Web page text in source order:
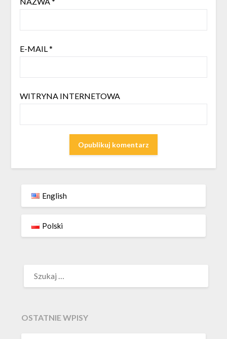
E-MAIL*
WITRYNA INTERNETOWA
English
Polski
OSTATNIE WPISY